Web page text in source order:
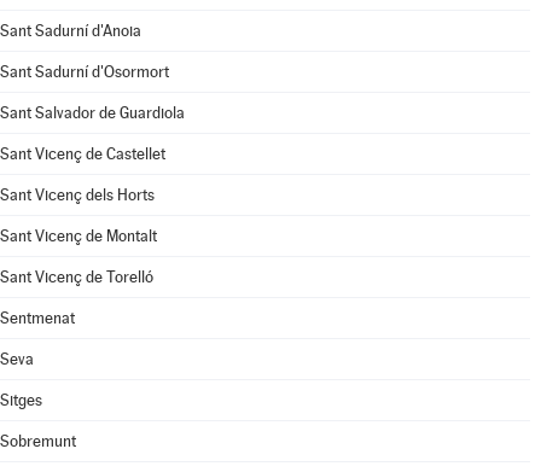
Sant Sadurní d'Anoia
Sant Sadurní d'Osormort
Sant Salvador de Guardiola
Sant Vicenç de Castellet
Sant Vicenç dels Horts
Sant Vicenç de Montalt
Sant Vicenç de Torelló
Sentmenat
Seva
Sitges
Sobremunt